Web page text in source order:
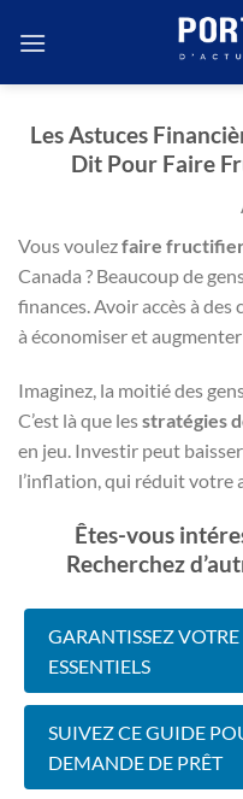
Les Astuces
Dit Pour Faire
Vous voulezfaire
Canada ? Beaucoup de
finances. Avoir accès à des
à économiser et
Imaginez, la moitié des
C’est là que lesstratégies
en jeu. Investir peut
l’inflation, qui réduit votre
Êtes-vous
Recherchez
GARANTISSEZ
ESSENTIELS
SUIVEZ CE GUIDE
DEMANDE DE PRÊT